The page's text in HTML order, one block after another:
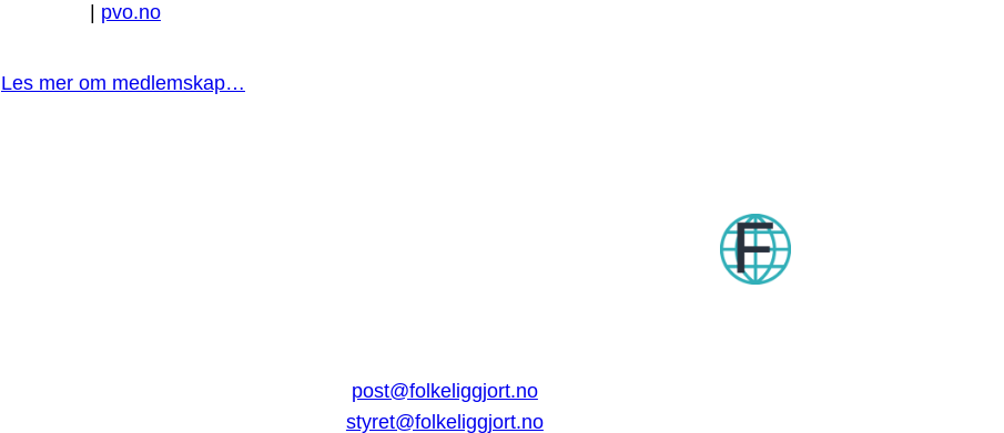
pvo.no
Les mer om medlemskap…
post@folkeliggjort.no
styret@folkeliggjort.no